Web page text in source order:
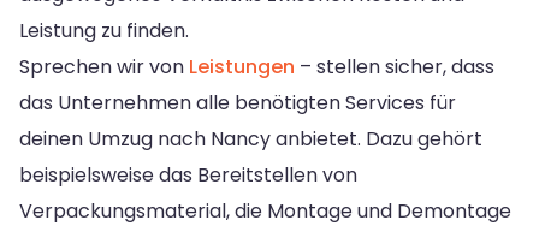
Leistung zu finden.
Sprechen wir von Leistungen – stellen sicher, dass
das Unternehmen alle benötigten Services für
deinen Umzug nach Nancy anbietet. Dazu gehört
beispielsweise das Bereitstellen von
Verpackungsmaterial, die Montage und Demontage